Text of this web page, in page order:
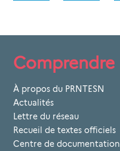
Comprendre
À propos du PRNTESN
Actualités
Lettre du réseau
Recueil de textes officiels
Centre de documentation